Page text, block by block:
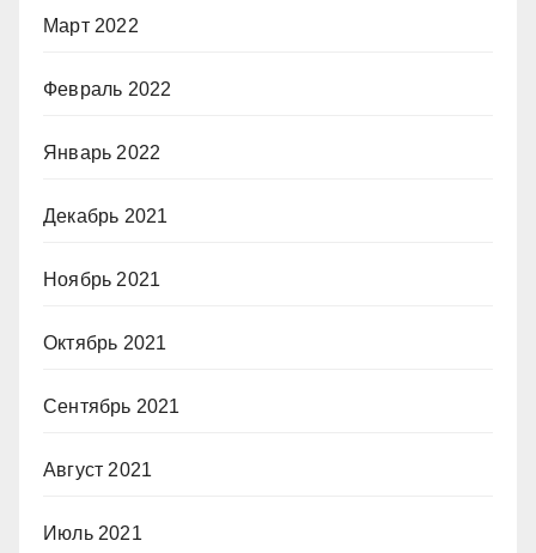
Март 2022
Февраль 2022
Январь 2022
Декабрь 2021
Ноябрь 2021
Октябрь 2021
Сентябрь 2021
Август 2021
Июль 2021